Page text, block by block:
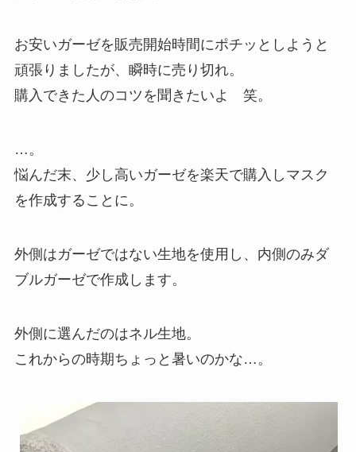
お安いガーゼを販売開始時間にポチッとしようと
頑張りましたが、瞬時に売り切れ。
購入できた人のコツを聞きたいよ 笑。
…。
悩んだ末、少し高いガーゼを楽天で購入しマスク
を作成することに。
外側はガーゼではない生地を使用し、内側のみダ
ブルガーゼで作成します。
外側に選んだのはネル生地。
これからの時期ちょっと暑いのかな…。